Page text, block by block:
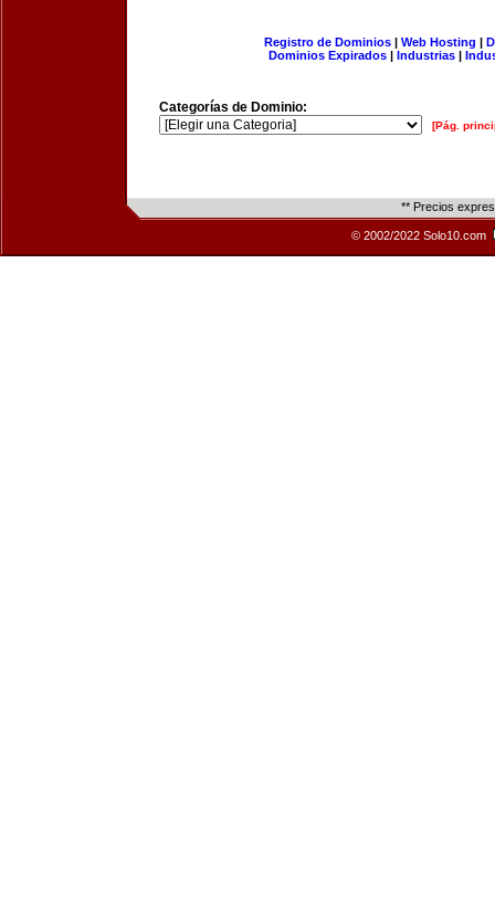
Registro de Dominios| Web Hosting |
Dominios Expirados | Industrias |
Categorías de Dominio:
[Pág.
** Precios
© 2002/2022 Solo10.com